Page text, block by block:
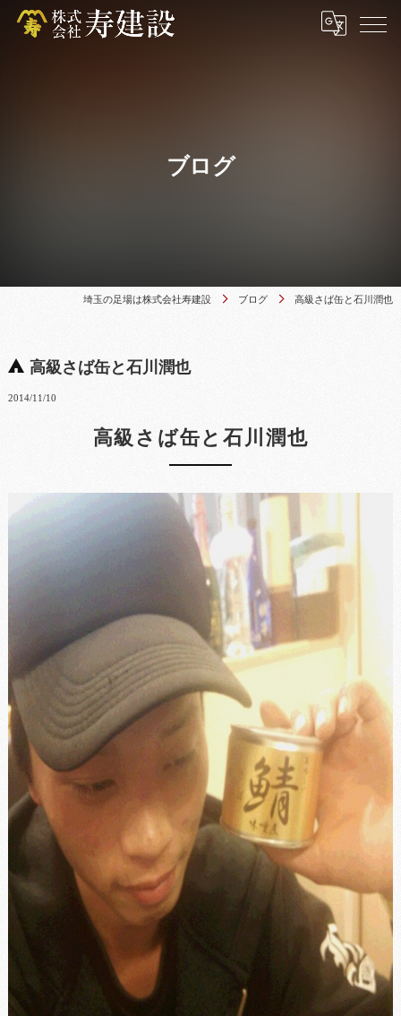
ブログ
埼玉の足場は株式会社寿建設 ブログ 高級さば缶と石川潤也
高級さば缶と石川潤也
2014/11/10
高級さば缶と石川潤也